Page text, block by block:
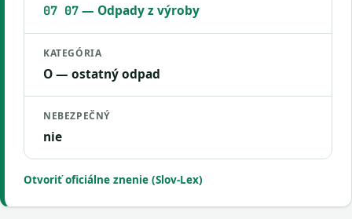
07 07— Odpady z výroby
KATEGÓRIA
O — ostatný odpad
NEBEZPEČNÝ
nie
Otvoriť oficiálne znenie (Slov-Lex)